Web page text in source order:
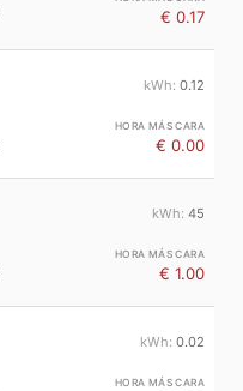
€ 0.17
0.12
€ 0.00
45
€ 1.00
0.02